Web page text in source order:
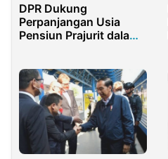
DPR Dukung
Perpanjangan Usia
Pensiun Prajurit dalam